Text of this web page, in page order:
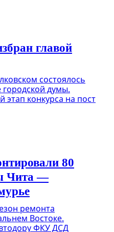
главой
состоялось
городской думы.
этап конкурса на пост
80
Чита —
ремонта
Востоке.
ФКУ ДСД